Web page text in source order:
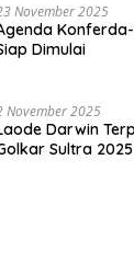
November 2025
Dimulai
November 2025
Darwin
Sultra